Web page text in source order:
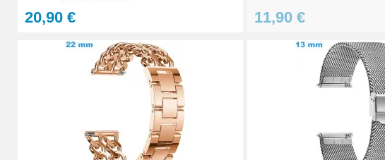
Lot Outils Montre 12 pièces + Sacoche - Réparation Kit
32,90 €
Kit chasse-goupille + 5 pointes de remplacement pour
20,90 € 11,90 €